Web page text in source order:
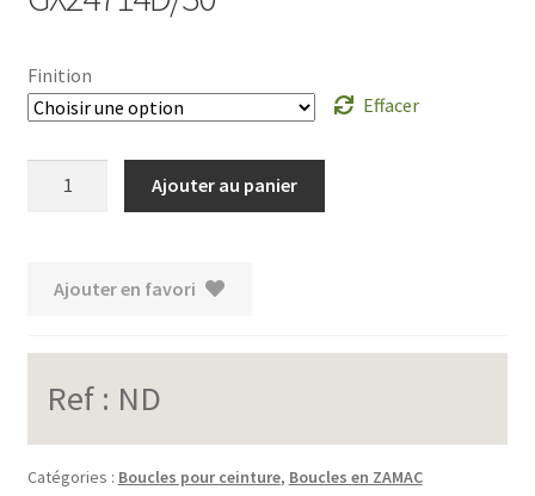
Finition
Effacer
Ajouter au panier
Ajouter en favori
Ref : ND
Catégories : Boucles pour ceinture, Boucles en ZAMAC